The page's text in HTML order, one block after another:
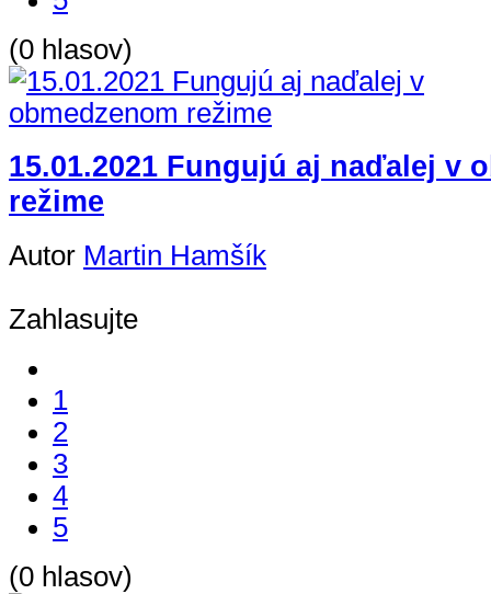
(0 hlasov)
15.01.2021 Fungujú aj naďalej v
režime
Autor Martin Hamšík
Zahlasujte
1
2
3
4
5
(0 hlasov)